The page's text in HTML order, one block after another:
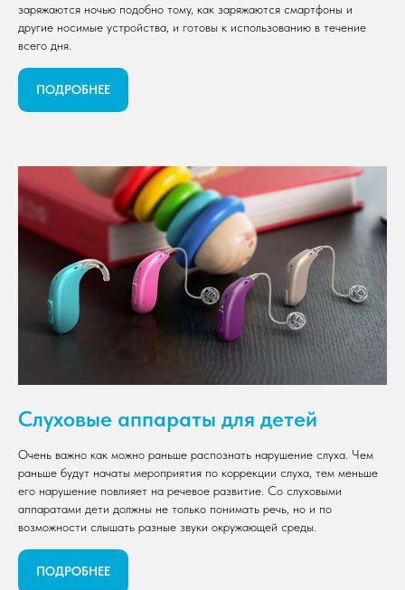
заряжаются ночью подобно тому, как заряжаются смартфоны и
другие носимые устройства, и готовы к использованию в течение
всего дня.
ПОДРОБНЕЕ
Слуховые аппараты для детей
Очень важно как можно раньше распознать нарушение слуха. Чем
раньше будут начаты мероприятия по коррекции слуха, тем меньше
его нарушение повлияет на речевое развитие. Со слуховыми
аппаратами дети должны не только понимать речь, но и по
возможности слышать разные звуки окружающей среды.
ПОДРОБНЕЕ